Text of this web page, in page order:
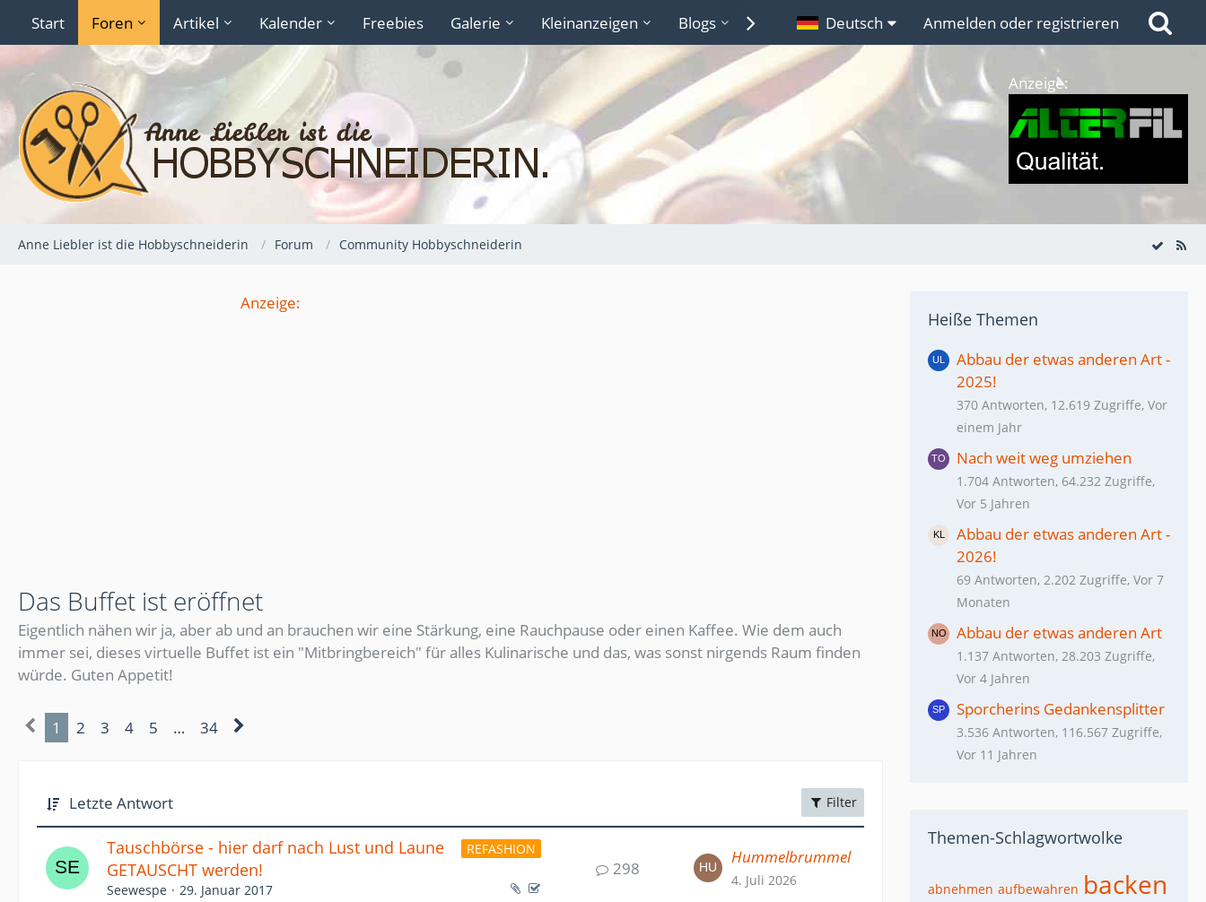
Start Foren Artikel Kalender Freebies Galerie Kleinanzeigen Blogs Lexikon Links
Deutsch Anmelden oder registrieren
Anzeige:
Anne Liebler ist die Hobbyschneiderin Forum Community Hobbyschneiderin
Anzeige:
Das Buffet ist eröffnet
Eigentlich nähen wir ja, aber ab und an brauchen wir eine Stärkung, eine Rauchpause oder einen Kaffee. Wie dem auch
immer sei, dieses virtuelle Buffet ist ein "Mitbringbereich" für alles Kulinarische und das, was sonst nirgends Raum finden
würde. Guten Appetit!
1 2 3 4 5 … 34
Letzte Antwort Filter
REFASHION
Tauschbörse - hier darf nach Lust und Laune
GETAUSCHT werden!
Seewespe 29. Januar 2017
298
Hummelbrummel
4. Juli 2026
Heiße Themen
Abbau der etwas anderen Art -
2025!
370 Antworten, 12.619 Zugriffe, Vor
einem Jahr
Nach weit weg umziehen
1.704 Antworten, 64.232 Zugriffe,
Vor 5 Jahren
Abbau der etwas anderen Art -
2026!
69 Antworten, 2.202 Zugriffe, Vor 7
Monaten
Abbau der etwas anderen Art
1.137 Antworten, 28.203 Zugriffe,
Vor 4 Jahren
Sporcherins Gedankensplitter
3.536 Antworten, 116.567 Zugriffe,
Vor 11 Jahren
Themen-Schlagwortwolke
abnehmen aufbewahren backen